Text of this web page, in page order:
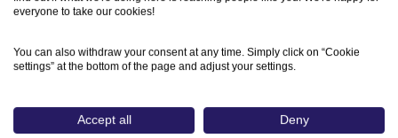
everyone to take our cookies!
You can also withdraw your consent at any time. Simply click on “Cookie
settings” at the bottom of the page and adjust your settings.
Accept all Deny